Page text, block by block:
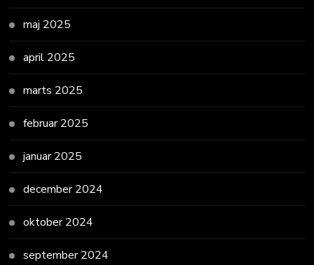
maj 2025
april 2025
marts 2025
februar 2025
januar 2025
december 2024
oktober 2024
september 2024